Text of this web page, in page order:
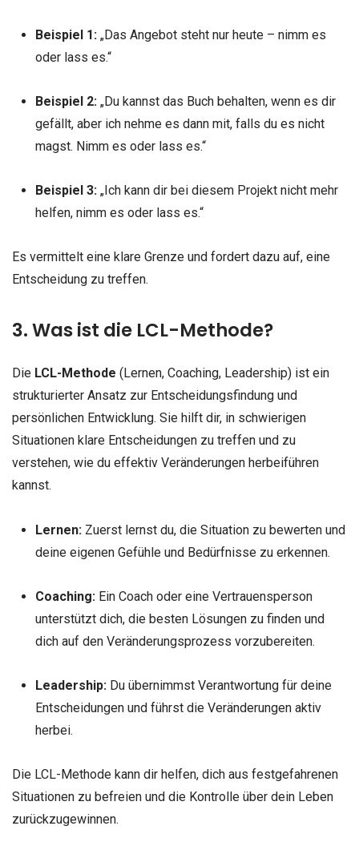
Beispiel 1:„Das Angebot steht nur heute – nimm es
oder lass es.“
Beispiel 2:„Du kannst das Buch behalten, wenn es dir
gefällt, aber ich nehme es dann mit, falls du es nicht
magst. Nimm es oder lass es.“
Beispiel 3:„Ich kann dir bei diesem Projekt nicht mehr
helfen, nimm es oder lass es.“
Es vermittelt eine klare Grenze und fordert dazu auf, eine
Entscheidung zu treffen.
3. Was ist die LCL-Methode?
Die LCL-Methode (Lernen, Coaching, Leadership) ist ein
strukturierter Ansatz zur Entscheidungsfindung und
persönlichen Entwicklung. Sie hilft dir, in schwierigen
Situationen klare Entscheidungen zu treffen und zu
verstehen, wie du effektiv Veränderungen herbeiführen
kannst.
Lernen:Zuerst lernst du, die Situation zu bewerten und
deine eigenen Gefühle und Bedürfnisse zu erkennen.
Coaching:Ein Coach oder eine Vertrauensperson
unterstützt dich, die besten Lösungen zu finden und
dich auf den Veränderungsprozess vorzubereiten.
Leadership:Du übernimmst Verantwortung für deine
Entscheidungen und führst die Veränderungen aktiv
herbei.
Die LCL-Methode kann dir helfen, dich aus festgefahrenen
Situationen zu befreien und die Kontrolle über dein Leben
zurückzugewinnen.